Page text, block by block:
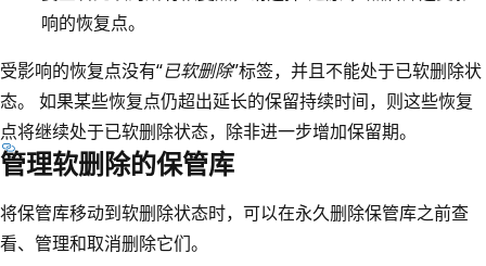
响的恢复点。
受影响的恢复点没有“已软删除”标签，并且不能处于已软删除状
态。 如果某些恢复点仍超出延长的保留持续时间，则这些恢复
点将继续处于已软删除状态，除非进一步增加保留期。
管理软删除的保管库
将保管库移动到软删除状态时，可以在永久删除保管库之前查
看、管理和取消删除它们。